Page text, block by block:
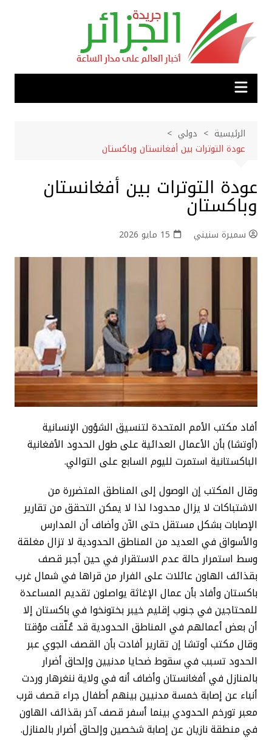
المحتوى
الرئيسية
دولي
عودة التوترات بين أفغانستان وباكستان
عودة التوترات بين أفغانستان
وباكستان
سميرة سنيني 15 مايو 2026
أفاد مكتب الأمم المتحدة لتنسيق الشؤون الإنسانية
(أوتشا) بأن الأعمال العدائية على طول الحدود الأفغانية
الباكستانية استمرت لليوم السابع على التوالي.
وقال المكتب إن الوصول إلى المناطق المتضررة من
الاشتباكات لا يزال محدودا لذا لا يمكن التحقق من تقارير
الإصابات بشكل مستقل حتى الآن وأضاف أن المدارس
والأسواق في العديد من المناطق الحدودية لا تزال مغلقة
وسط استمرار حالة عدم الاستقرار في حين أجبر قصف
بقذائف الهاون عائلات على الفرار من قراها في شمال غرب
باكستان وأفاد بأن عمال الإغاثة يواصلون تقديم المساعدة
للمحتاجين في جنوب إقليم خيبر بختونخوا في باكستان إلا
أن بعض أعمالهم في المناطق الحدودية قد عُلّقت مؤقتا
وقال مكتب أوتشا إن تقارير أفادت بأن القصف الجوي عبر
الحدود تسبب في سقوط ضحايا مدنيين وإلحاق أضرار
بالمنازل في أفغانستان وأضاف أنه في ولاية ننغرهار وردت
أنباء عن إصابة خمسة مدنيين بينهم أطفال جراء قصف قرب
معبر تورخم الحدودي بينما أسفر قصف آخر بقذائف الهاون
في منطقة نازيان عن إصابة شخصين وإلحاق أضرار بالمنازل.